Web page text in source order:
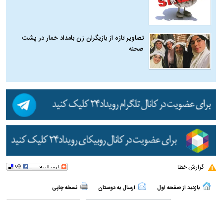
تصاویر تازه از بازیگران زن بامداد خمار در پشت
صحنه
گزارش خطا
بازدید از صفحه اول ارسال به دوستان نسخه چاپی